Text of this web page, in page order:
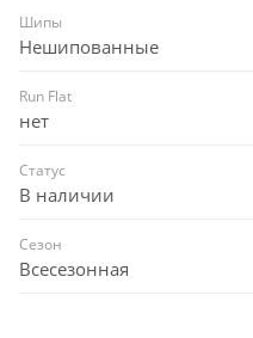
Шипы
Нешипованные
Run Flat
нет
Статус
В наличии
Сезон
Всесезонная